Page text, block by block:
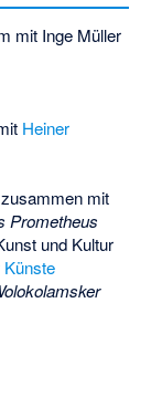
mit Inge Müller
Heiner
mit
Prometheus
und Kultur